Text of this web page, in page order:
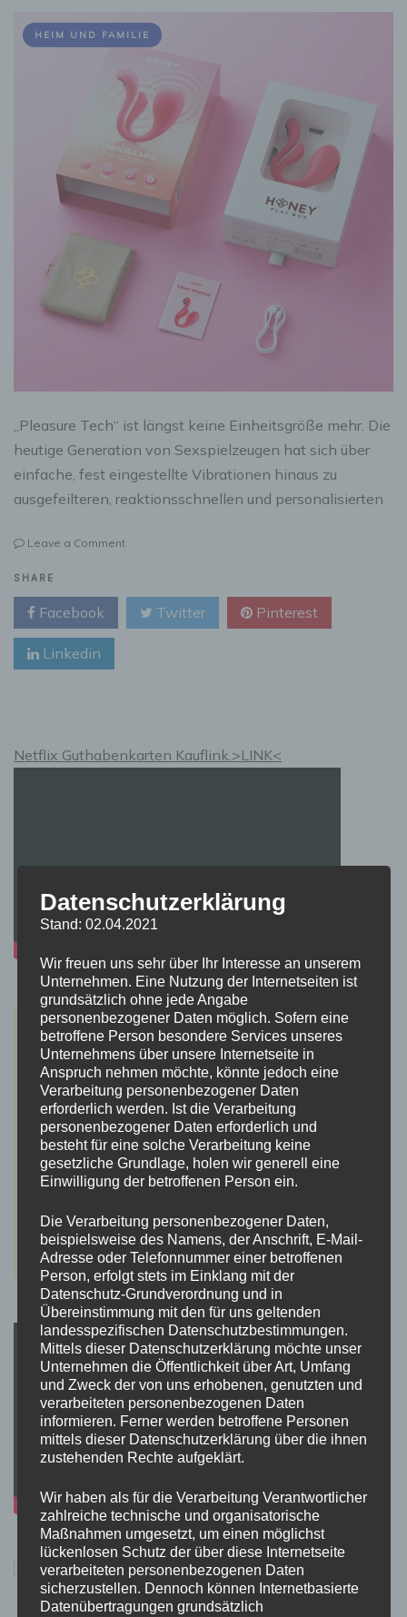
HEIM UND FAMILIE
„Pleasure Tech“ ist längst keine Einheitsgröße mehr. Die
heutige Generation von Sexspielzeugen hat sich über
einfache, fest eingestellte Vibrationen hinaus zu
ausgefeilteren, reaktionsschnellen und personalisierten
Leave a Commenton
für
mehr
Lust
SHARE
Facebook Twitter Pinterest
Linkedin
Netflix Guthabenkarten Kauflink.>LINK<
Datenschutzerklärung
Stand: 02.04.2021
Wir freuen uns sehr über Ihr Interesse an unserem
Unternehmen. Eine Nutzung der Internetseiten ist
grundsätzlich ohne jede Angabe
personenbezogener Daten möglich. Sofern eine
betroffene Person besondere Services unseres
Unternehmens über unsere Internetseite in
Anspruch nehmen möchte, könnte jedoch eine
Verarbeitung personenbezogener Daten
erforderlich werden. Ist die Verarbeitung
personenbezogener Daten erforderlich und
besteht für eine solche Verarbeitung keine
gesetzliche Grundlage, holen wir generell eine
Einwilligung der betroffenen Person ein.
Die Verarbeitung personenbezogener Daten,
beispielsweise des Namens, der Anschrift, E-Mail-
Adresse oder Telefonnummer einer betroffenen
Person, erfolgt stets im Einklang mit der
Datenschutz-Grundverordnung und in
Übereinstimmung mit den für uns geltenden
landesspezifischen Datenschutzbestimmungen.
Mittels dieser Datenschutzerklärung möchte unser
Unternehmen die Öffentlichkeit über Art, Umfang
und Zweck der von uns erhobenen, genutzten und
verarbeiteten personenbezogenen Daten
informieren. Ferner werden betroffene Personen
mittels dieser Datenschutzerklärung über die ihnen
zustehenden Rechte aufgeklärt.
Wir haben als für die Verarbeitung Verantwortlicher
zahlreiche technische und organisatorische
Maßnahmen umgesetzt, um einen möglichst
lückenlosen Schutz der über diese Internetseite
verarbeiteten personenbezogenen Daten
sicherzustellen. Dennoch können Internetbasierte
Datenübertragungen grundsätzlich